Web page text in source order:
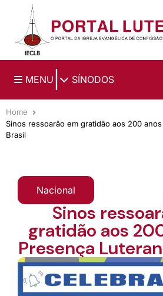
Ir para o conteúdo principal
MENU SÍNODOS
Home
Sinos ressoarão em gratidão aos 200
Brasil
Nacional
Sinos
gratidão aos
Presença